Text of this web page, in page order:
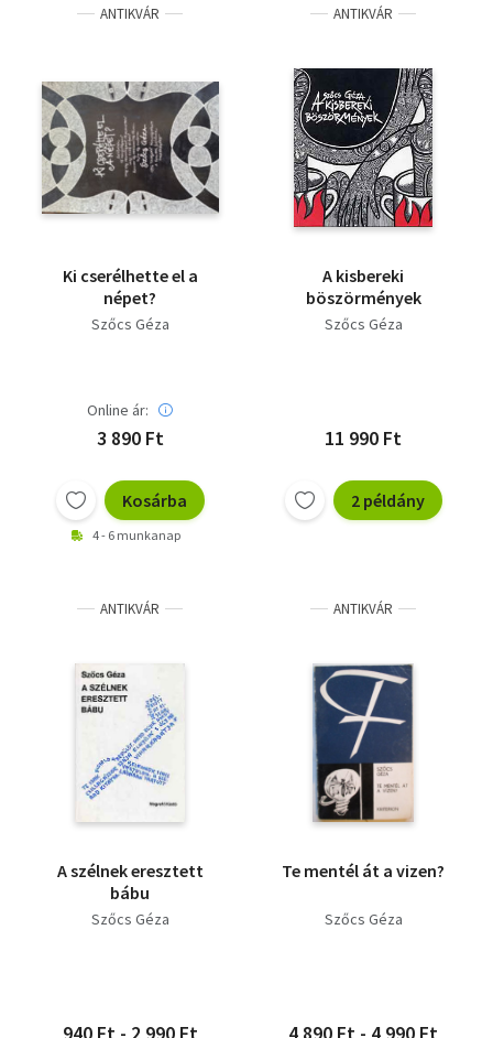
ANTIKVÁR
Ki cserélhette el a
népet?
Szőcs Géza
Online ár:
3 890 Ft
Kosárba
4 - 6 munkanap
ANTIKVÁR
A kisbereki
böszörmények
Szőcs Géza
11 990 Ft
2 példány
ANTIKVÁR
A szélnek eresztett
bábu
Szőcs Géza
ANTIKVÁR
Te mentél át a vizen?
Szőcs Géza